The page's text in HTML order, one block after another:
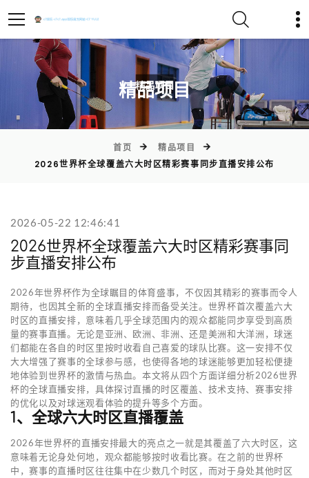
)
精品项目
首页
精品项目
2026世界杯全球覆盖六大时区精彩赛事同步直播安排公布
2026-05-22 12:46:41
2026世界杯全球覆盖六大时区精彩赛事同
步直播安排公布
2026年世界杯作为全球瞩目的体育盛事，不仅因其精彩的赛事而令人
期待，也因其全新的全球直播安排而备受关注。世界杯首次覆盖六大
时区的直播安排，意味着几乎全球范围内的观众都能同步享受到高质
量的赛事直播。无论是亚洲、欧洲、非洲、还是美洲和大洋洲，球迷
们都能在各自的时区里按时收看自己喜爱的球队比赛。这一安排不仅
大大增强了赛事的全球参与感，也使得各地的球迷能够更加轻松便捷
地体验到世界杯的激情与热血。本文将从四个方面详细分析2026世界
杯的全球直播安排，具体探讨直播的时区覆盖、技术支持、赛事安排
的优化以及对球迷观看体验的提升等多个方面。
1、全球六大时区直播覆盖
2026年世界杯的直播安排最大的亮点之一就是其覆盖了六大时区，这
意味着无论身处何地，观众都能够按时收看比赛。在之前的世界杯
中，赛事的直播时区往往集中在少数几个时区，而对于身处其他时区